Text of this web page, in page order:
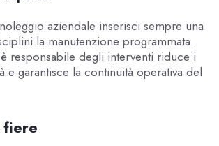
aziendale inserisci sempre una
la manutenzione programmata.
responsabile degli interventi riduce i
e garantisce la continuità operativa del